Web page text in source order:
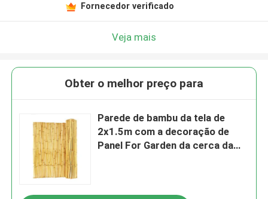
Fornecedor verificado
Veja mais
Obter o melhor preço para
Parede de bambu da tela de
2x1.5m com a decoração de
Panel For Garden da cerca da